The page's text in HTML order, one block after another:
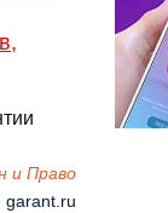
и Право
garant.ru